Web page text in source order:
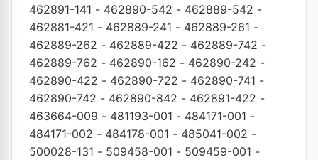
462891-141 - 462890-542 - 462889-542 -
462881-421 - 462889-241 - 462889-261 -
462889-262 - 462889-422 - 462889-742 -
462889-762 - 462890-162 - 462890-242 -
462890-422 - 462890-722 - 462890-741 -
462890-742 - 462890-842 - 462891-422 -
463664-009 - 481193-001 - 484171-001 -
484171-002 - 484178-001 - 485041-002 -
500028-131 - 509458-001 - 509459-001 -